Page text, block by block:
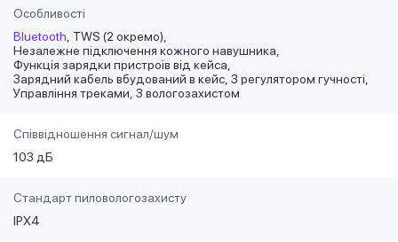
Особливості
Bluetooth TWS (2 окремо)
Незалежне підключення кожного навушника
Функція зарядки пристроїв від кейса
Зарядний кабель вбудований в кейс З регулятором гучності
Управління треками З вологозахистом
Співвідношення сигнал/шум
103 дБ
Стандарт пиловологозахисту
IPX4